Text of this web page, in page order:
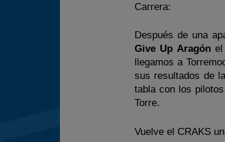
Carrera:
Después de una
Give Up Aragónel
llegamos a
sus resultados de
tabla con los
Torre.
Vuelve el CRAKS